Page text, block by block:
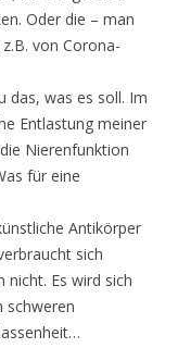
Oder die – man
von Corona-
das, was es soll. Im
Entlastung meiner
Nierenfunktion
für eine
Antikörper
sich
nicht. Es wird sich
schweren